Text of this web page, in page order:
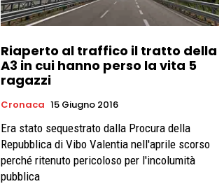
Riaperto al traffico il tratto della
A3 in cui hanno perso la vita 5
ragazzi
Cronaca 15 Giugno 2016
Era stato sequestrato dalla Procura della
Repubblica di Vibo Valentia nell'aprile scorso
perché ritenuto pericoloso per l'incolumità
pubblica